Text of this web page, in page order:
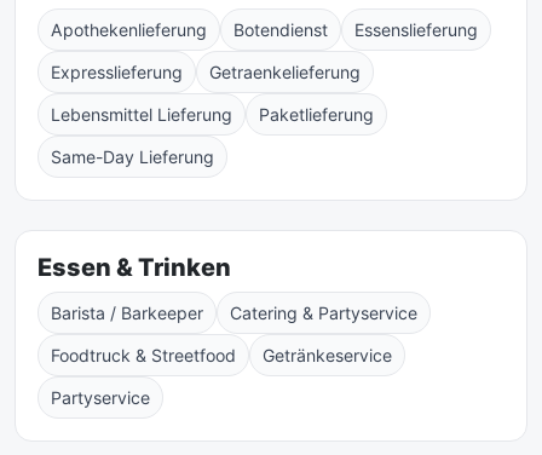
Apothekenlieferung Botendienst Essenslieferung
Expresslieferung Getraenkelieferung
Lebensmittel Lieferung Paketlieferung
Same-Day Lieferung
Essen & Trinken
Barista / Barkeeper Catering & Partyservice
Foodtruck & Streetfood Getränkeservice
Partyservice